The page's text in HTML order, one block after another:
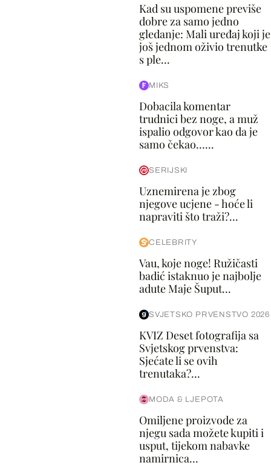
Kad su uspomene previše
dobre za samo jedno
gledanje: Mali uređaj koji je
još jednom oživio trenutke
s ple...
MIKS
Dobacila komentar
trudnici bez noge, a muž
ispalio odgovor kao da je
samo čekao…...
SERIJSKI
Uznemirena je zbog
njegove ucjene - hoće li
napraviti što traži?...
CELEBRITY
Vau, koje noge! Ružičasti
badić istaknuo je najbolje
adute Maje Šuput...
SVJETSKO PRVENSTVO 2026
KVIZ Deset fotografija sa
Svjetskog prvenstva:
Sjećate li se ovih
trenutaka?...
MODA & LJEPOTA
Omiljene proizvode za
njegu sada možete kupiti i
usput, tijekom nabavke
namirnica...